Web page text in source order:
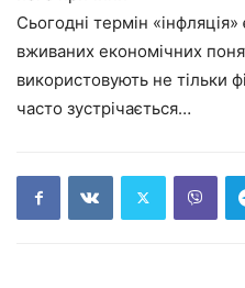
Сьогодні термін
вживаних економічних
використовують не тільки
часто зустрічається…